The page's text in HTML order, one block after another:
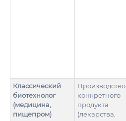
Классический
биотехнолог
(медицина,
пищепром)
Производство
конкретного
продукта
(лекарства,